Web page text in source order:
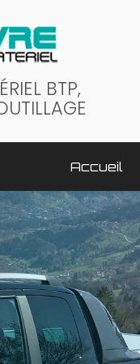
BTP,
Accueil